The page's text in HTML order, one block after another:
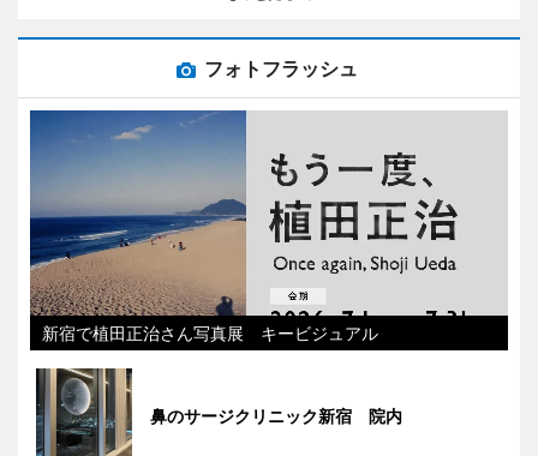
フォトフラッシュ
新宿で植田正治さん写真展 キービジュアル
鼻のサージクリニック新宿 院内